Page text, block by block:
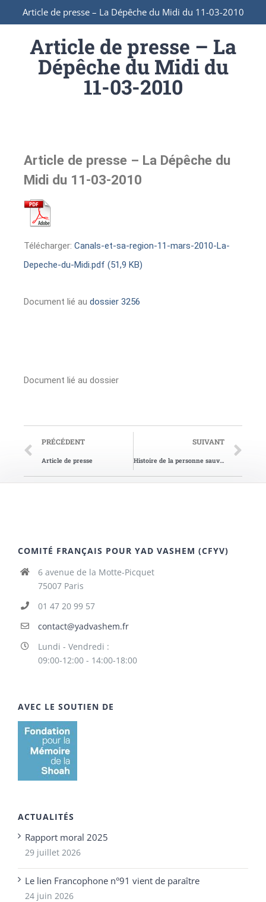
Article de presse – La Dépêche du Midi du 11-03-2010
Article de presse – La
Dépêche du Midi du
11-03-2010
Article de presse – La Dépêche du
Midi du 11-03-2010
Télécharger: Canals-et-sa-region-11-mars-2010-La-
Depeche-du-Midi.pdf (51,9 KB)
Document lié au dossier 3256
Document lié au dossier
PRÉCÉDENT
Article de presse
SUIVANT
Histoire de la personne sauvée
COMITÉ FRANÇAIS POUR YAD VASHEM (CFYV)
6 avenue de la Motte-Picquet
75007 Paris
01 47 20 99 57
contact@yadvashem.fr
Lundi - Vendredi :
09:00-12:00 - 14:00-18:00
AVEC LE SOUTIEN DE
ACTUALITÉS
Rapport moral 2025
29 juillet 2026
Le lien Francophone n°91 vient de paraître
24 juin 2026